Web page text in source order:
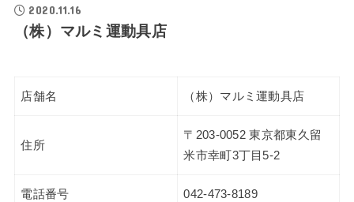
2020.11.16
（株）マルミ運動具店
店舗名 （株）マルミ運動具店
住所
〒203-0052 東京都東久留
米市幸町3丁目5-2
電話番号 042-473-8189